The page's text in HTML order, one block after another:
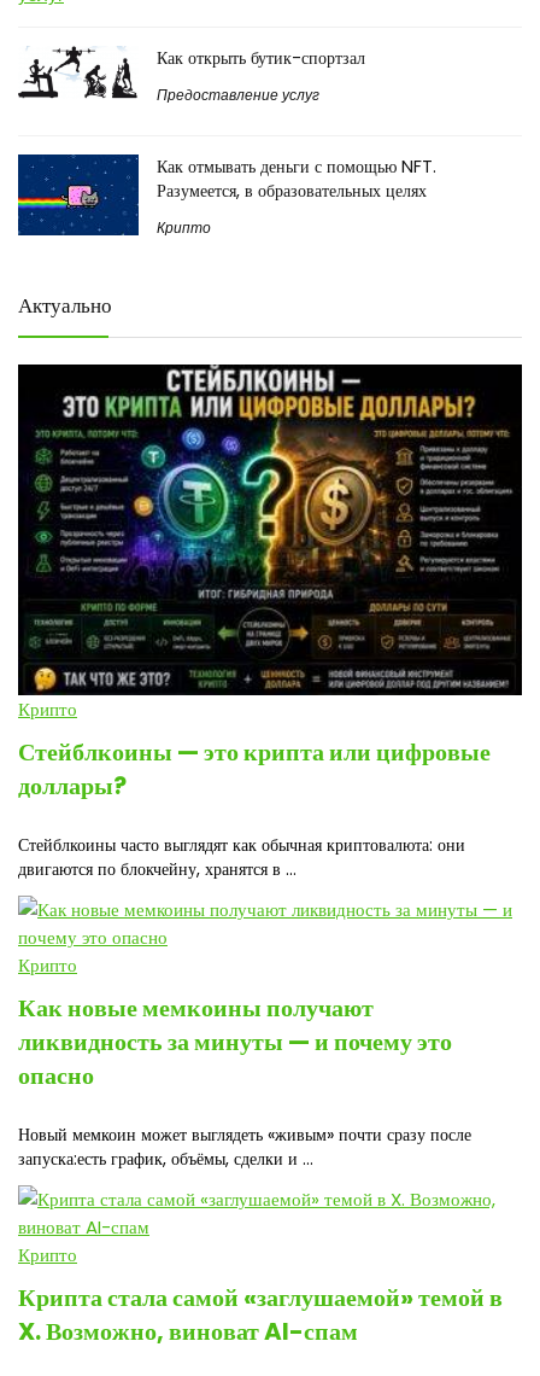
Как открыть бутик-спортзал
Предоставление услуг
Как отмывать деньги с помощью NFT.
Разумеется, в образовательных целях
Крипто
Актуально
Крипто
Стейблкоины — это крипта или цифровые
доллары?
Стейблкоины часто выглядят как обычная криптовалюта: они
двигаются по блокчейну, хранятся в ...
Крипто
Как новые мемкоины получают
ликвидность за минуты — и почему это
опасно
Новый мемкоин может выглядеть «живым» почти сразу после
запуска:есть график, объёмы, сделки и ...
Крипто
Крипта стала самой «заглушаемой» темой в
X. Возможно, виноват AI-спам